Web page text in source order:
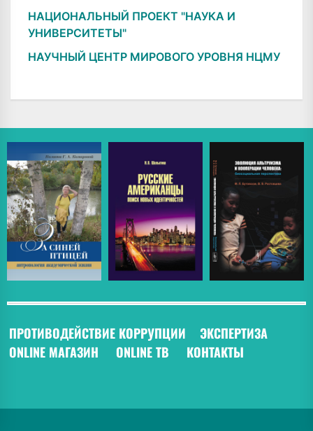
НАЦИОНАЛЬНЫЙ ПРОЕКТ "НАУКА И
УНИВЕРСИТЕТЫ"
НАУЧНЫЙ ЦЕНТР МИРОВОГО УРОВНЯ НЦМУ
ПРОТИВОДЕЙСТВИЕ КОРРУПЦИИ ЭКСПЕРТИЗА
ONLINE МАГАЗИН
ONLINE ТВ КОНТАКТЫ